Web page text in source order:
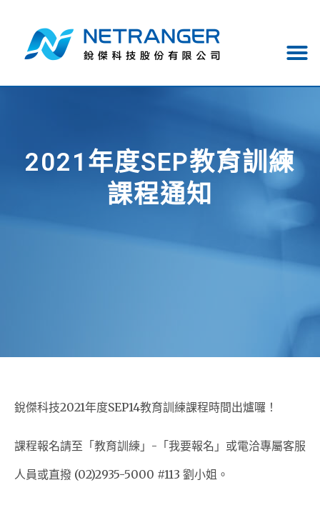
2021年度SEP教育訓練
課程通知
銳傑科技2021年度SEP14教育訓練課程時間出爐囉！
課程報名請至「教育訓練」-「我要報名」或電洽專屬客服
人員或直撥 (02)2935-5000 #113 劉小姐。